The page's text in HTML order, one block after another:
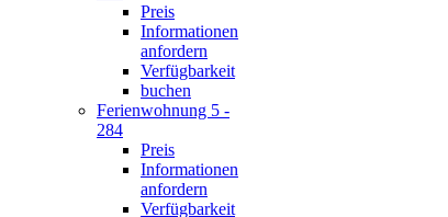
Preis
Informationen
anfordern
Verfügbarkeit
buchen
Ferienwohnung 5 -
284
Preis
Informationen
anfordern
Verfügbarkeit